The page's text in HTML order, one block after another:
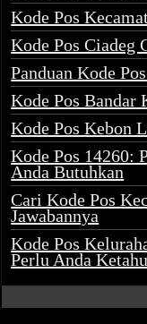
Kode Pos
Kode Pos Ciadeg
Panduan Kode
Kode Pos Bandar
Kode Pos Kebon
Kode Pos 14260:
Anda Butuhkan
Cari Kode Pos
Jawabannya
Kode Pos
Perlu Anda